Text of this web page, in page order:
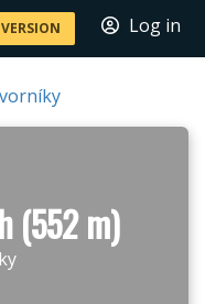
Log in
(552 m)